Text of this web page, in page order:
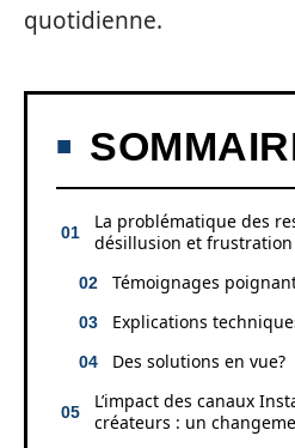
quotidienne.
La problématique des
désillusion et frustration
Témoignages
Explications
Des solutions en vue?
L’impact des canaux
créateurs : un